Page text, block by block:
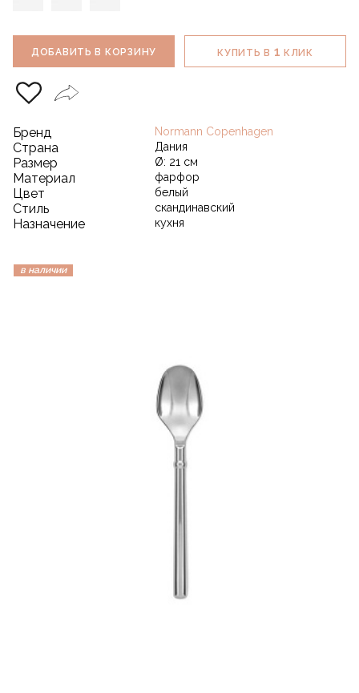
ДОБАВИТЬ В КОРЗИНУ КУПИТЬ В 1 КЛИК
Бренд Normann Copenhagen
Страна Дания
Размер Ø: 21 см
Материал фарфор
Цвет белый
Стиль скандинавский
Назначение кухня
в наличии